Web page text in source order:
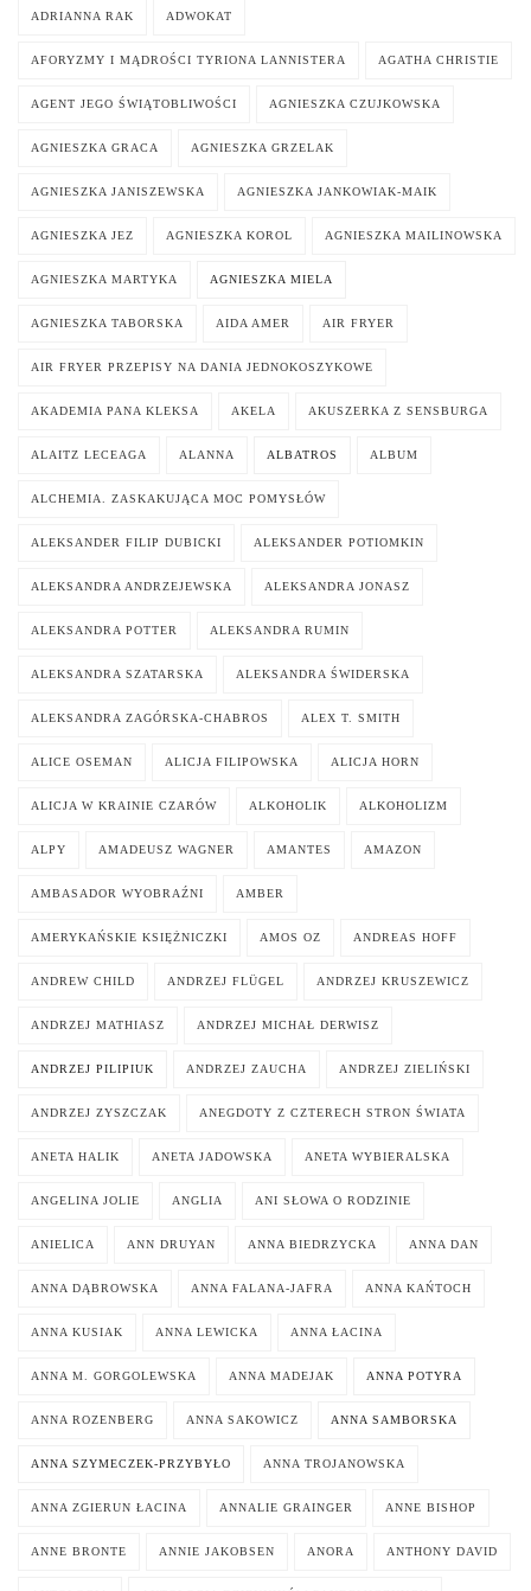
ADRIANNA RAK ADWOKAT
AFORYZMY I MĄDROŚCI TYRIONA LANNISTERA AGATHA CHRISTIE
AGENT JEGO ŚWIĄTOBLIWOŚCI AGNIESZKA CZUJKOWSKA
AGNIESZKA GRACA AGNIESZKA GRZELAK
AGNIESZKA JANISZEWSKA AGNIESZKA JANKOWIAK-MAIK
AGNIESZKA JEZ AGNIESZKA KOROL AGNIESZKA MAILINOWSKA
AGNIESZKA MARTYKA AGNIESZKA MIELA
AGNIESZKA TABORSKA AIDA AMER AIR FRYER
AIR FRYER PRZEPISY NA DANIA JEDNOKOSZYKOWE
AKADEMIA PANA KLEKSA AKELA AKUSZERKA Z SENSBURGA
ALAITZ LECEAGA ALANNA ALBATROS ALBUM
ALCHEMIA. ZASKAKUJĄCA MOC POMYSŁÓW
ALEKSANDER FILIP DUBICKI ALEKSANDER POTIOMKIN
ALEKSANDRA ANDRZEJEWSKA ALEKSANDRA JONASZ
ALEKSANDRA POTTER ALEKSANDRA RUMIN
ALEKSANDRA SZATARSKA ALEKSANDRA ŚWIDERSKA
ALEKSANDRA ZAGÓRSKA-CHABROS ALEX T. SMITH
ALICE OSEMAN ALICJA FILIPOWSKA ALICJA HORN
ALICJA W KRAINIE CZARÓW ALKOHOLIK ALKOHOLIZM
ALPY AMADEUSZ WAGNER AMANTES AMAZON
AMBASADOR WYOBRAŹNI AMBER
AMERYKAŃSKIE KSIĘŻNICZKI AMOS OZ ANDREAS HOFF
ANDREW CHILD ANDRZEJ FLÜGEL ANDRZEJ KRUSZEWICZ
ANDRZEJ MATHIASZ ANDRZEJ MICHAŁ DERWISZ
ANDRZEJ PILIPIUK ANDRZEJ ZAUCHA ANDRZEJ ZIELIŃSKI
ANDRZEJ ZYSZCZAK ANEGDOTY Z CZTERECH STRON ŚWIATA
ANETA HALIK ANETA JADOWSKA ANETA WYBIERALSKA
ANGELINA JOLIE ANGLIA ANI SŁOWA O RODZINIE
ANIELICA ANN DRUYAN ANNA BIEDRZYCKA ANNA DAN
ANNA DĄBROWSKA ANNA FALANA-JAFRA ANNA KAŃTOCH
ANNA KUSIAK ANNA LEWICKA ANNA ŁACINA
ANNA M. GORGOLEWSKA ANNA MADEJAK ANNA POTYRA
ANNA ROZENBERG ANNA SAKOWICZ ANNA SAMBORSKA
ANNA SZYMECZEK-PRZYBYŁO ANNA TROJANOWSKA
ANNA ZGIERUN ŁACINA ANNALIE GRAINGER ANNE BISHOP
ANNE BRONTE ANNIE JAKOBSEN ANORA ANTHONY DAVID